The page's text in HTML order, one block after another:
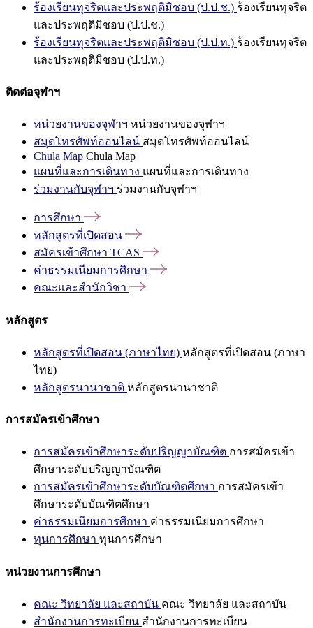
ร้องเรียนทุจริตและประพฤติมิชอบ (ป.ป.ช.) ร้องเรียนทุจริต
และประพฤติมิชอบ (ป.ป.ช.)
ร้องเรียนทุจริตและประพฤติมิชอบ (ป.ป.ท.) ร้องเรียนทุจริต
และประพฤติมิชอบ (ป.ป.ท.)
ติดต่อจุฬาฯ
หน่วยงานของจุฬาฯ หน่วยงานของจุฬาฯ
สมุดโทรศัพท์ออนไลน์ สมุดโทรศัพท์ออนไลน์
Chula Map Chula Map
แผนที่และการเดินทาง แผนที่และการเดินทาง
ร่วมงานกับจุฬาฯ ร่วมงานกับจุฬาฯ
การศึกษา
หลักสูตรที่เปิดสอน
สมัครเข้าศึกษา TCAS
ค่าธรรมเนียมการศึกษา
คณะและสำนักวิชา
หลักสูตร
หลักสูตรที่เปิดสอน (ภาษาไทย) หลักสูตรที่เปิดสอน (ภาษา
ไทย)
หลักสูตรนานาชาติ หลักสูตรนานาชาติ
การสมัครเข้าศึกษา
การสมัครเข้าศึกษาระดับปริญญาบัณฑิต การสมัครเข้า
ศึกษาระดับปริญญาบัณฑิต
การสมัครเข้าศึกษาระดับบัณฑิตศึกษา การสมัครเข้า
ศึกษาระดับบัณฑิตศึกษา
ค่าธรรมเนียมการศึกษา ค่าธรรมเนียมการศึกษา
ทุนการศึกษา ทุนการศึกษา
หน่วยงานการศึกษา
คณะ วิทยาลัย และสถาบัน คณะ วิทยาลัย และสถาบัน
สำนักงานการทะเบียน สำนักงานการทะเบียน